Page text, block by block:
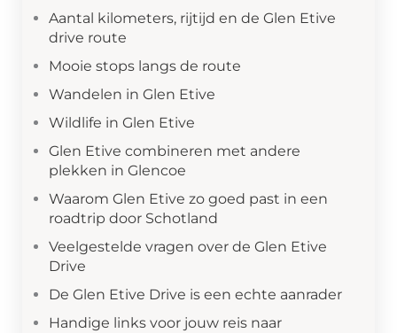
Aantal kilometers, rijtijd en de Glen Etive
drive route
Mooie stops langs de route
Wandelen in Glen Etive
Wildlife in Glen Etive
Glen Etive combineren met andere
plekken in Glencoe
Waarom Glen Etive zo goed past in een
roadtrip door Schotland
Veelgestelde vragen over de Glen Etive
Drive
De Glen Etive Drive is een echte aanrader
Handige links voor jouw reis naar